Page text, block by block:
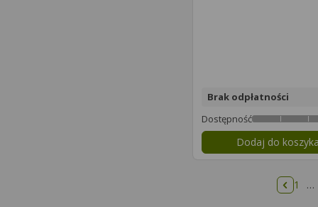
Dostępność
Brak odpłatności
Dodaj do koszyka
1 …